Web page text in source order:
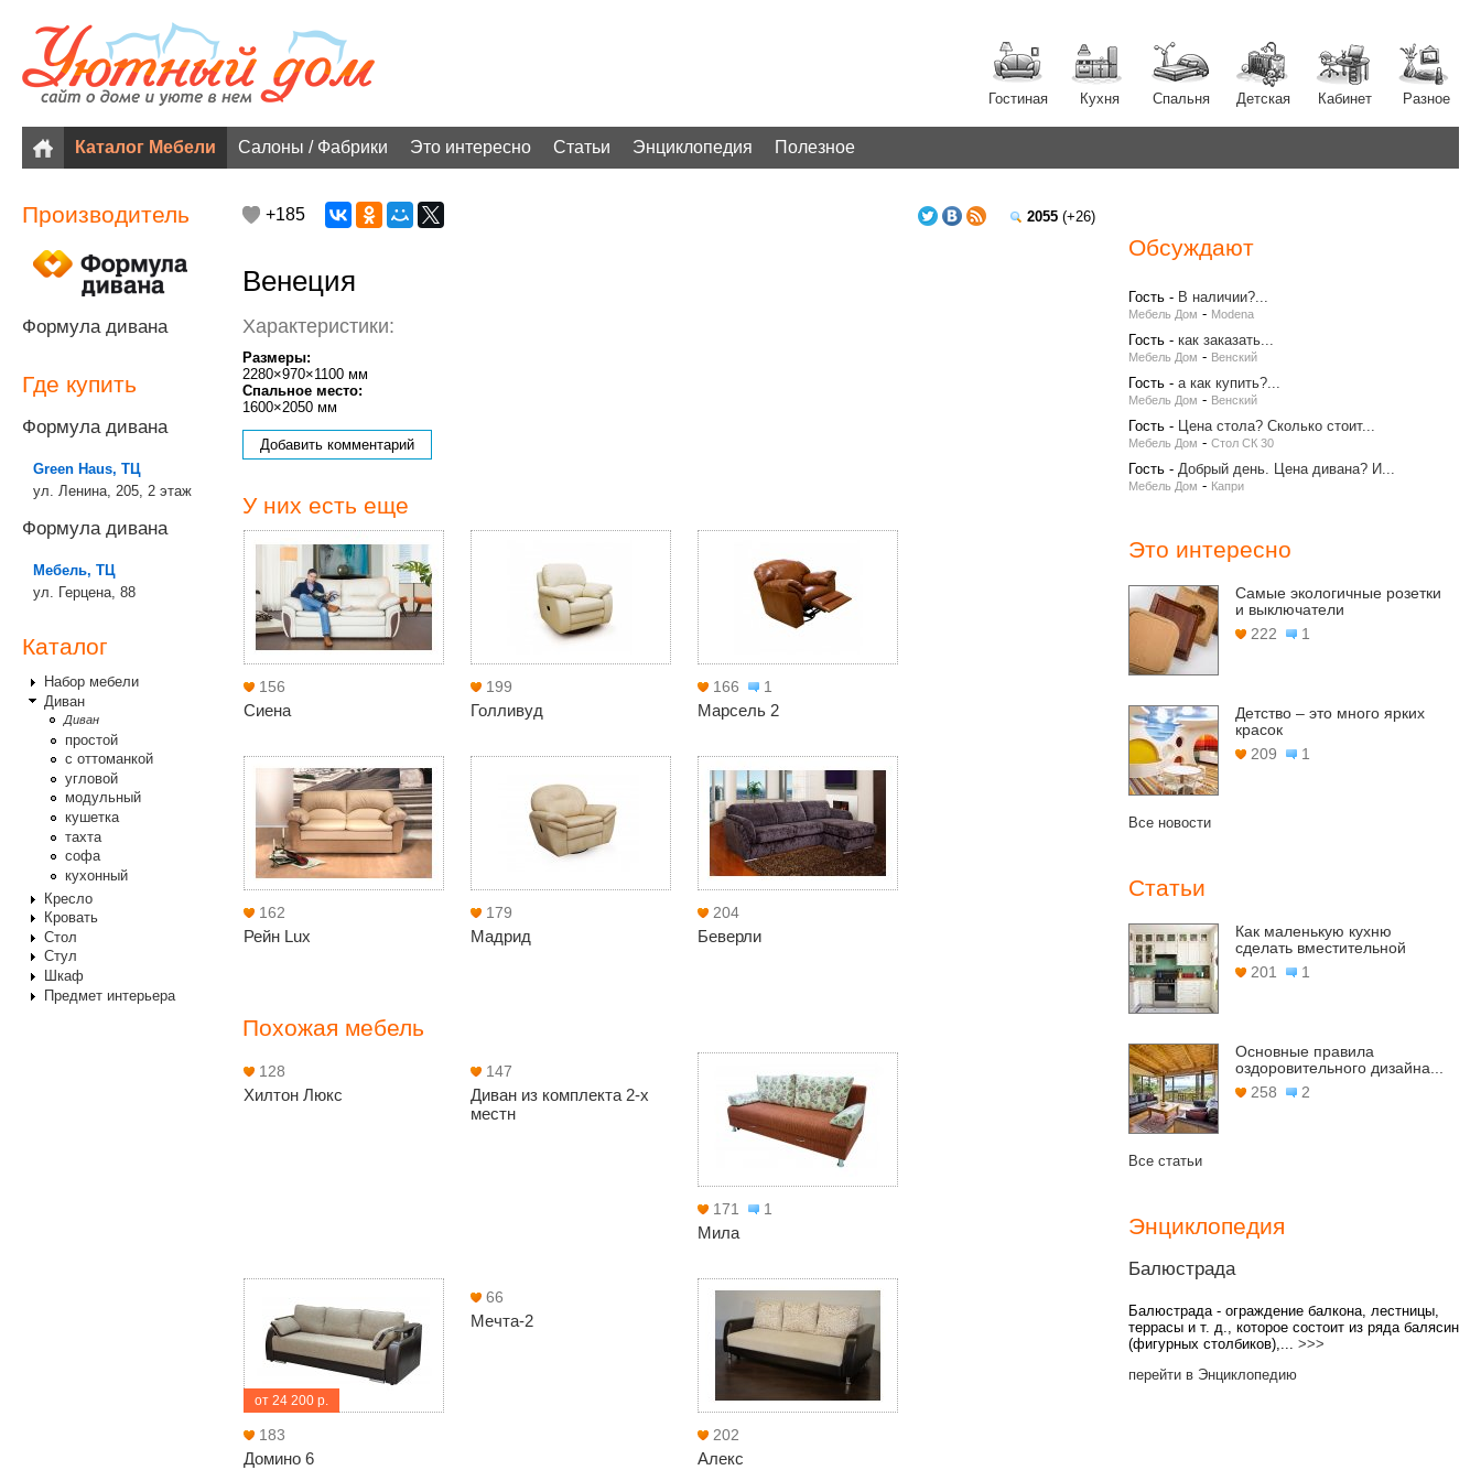
Гостиная Кухня Спальня Детская Кабинет Разное
Каталог Мебели Салоны / Фабрики Это интересно Статьи Энциклопедия Полезное
2055 (+26)
+185
Венеция
Характеристики:
Размеры:
2280×970×1100 мм
Спальное место:
1600×2050 мм
Добавить комментарий
У них есть еще
156
Сиена
199
Голливуд
166 1
Марсель 2
162
Рейн Lux
179
Мадрид
204
Беверли
Похожая мебель
128
Хилтон Люкс
147
Диван из комплекта 2-х
местн
171 1
Мила
от 24 200 р.
183
Домино 6
66
Мечта-2
202
Алекс
Обсуждают
Гость - В наличии?...
Мебель Дом - Modena
Гость - как заказать...
Мебель Дом - Венский
Гость - а как купить?...
Мебель Дом - Венский
Гость - Цена стола? Сколько стоит...
Мебель Дом - Стол СК 30
Гость - Добрый день. Цена дивана? И...
Мебель Дом - Капри
Это интересно
Самые экологичные розетки
и выключатели
222
1
Детство – это много ярких
красок
209
1
Все новости
Статьи
Как маленькую кухню
сделать вместительной
201
1
Основные правила
оздоровительного дизайна...
258
2
Все статьи
Энциклопедия
Балюстрада
Балюстрада - ограждение балкона, лестницы,
террасы и т. д., которое состоит из ряда балясин
(фигурных столбиков),...
>>>
перейти в Энциклопедию
Производитель
Формула дивана
Где купить
Формула дивана
Green Haus, ТЦ
ул. Ленина, 205, 2 этаж
Формула дивана
Мебель, ТЦ
ул. Герцена, 88
Каталог
Набор мебели
Диван
Диван
простой
с оттоманкой
угловой
модульный
кушетка
тахта
софа
кухонный
Кресло
Кровать
Стол
Стул
Шкаф
Предмет интерьера